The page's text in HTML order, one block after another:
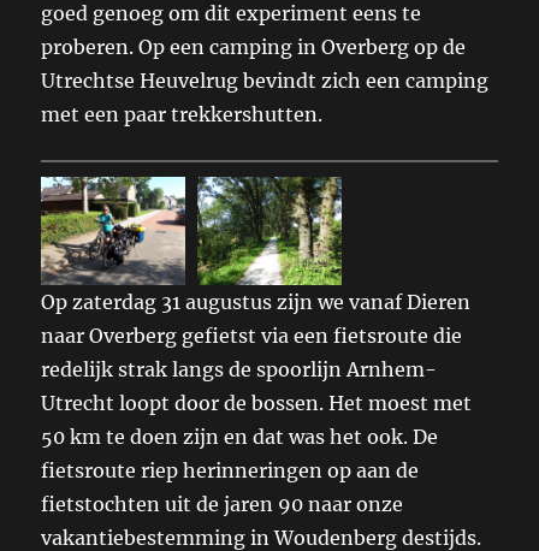
goed genoeg om dit experiment eens te
proberen. Op een camping in Overberg op de
Utrechtse Heuvelrug bevindt zich een camping
met een paar trekkershutten.
Op zaterdag 31 augustus zijn we vanaf Dieren
naar Overberg gefietst via een fietsroute die
redelijk strak langs de spoorlijn Arnhem-
Utrecht loopt door de bossen. Het moest met
50 km te doen zijn en dat was het ook. De
fietsroute riep herinneringen op aan de
fietstochten uit de jaren 90 naar onze
vakantiebestemming in Woudenberg destijds.